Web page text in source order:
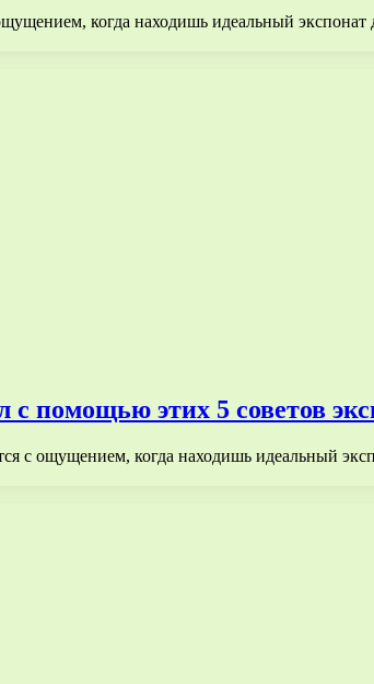
когда находишь идеальный экспонат
помощью этих 5 советов
с ощущением, когда находишь идеальный